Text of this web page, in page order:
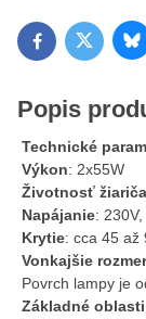
FacebookTwitter
Popis
Technické
Výkon: 2x55W
Životnosť žiariča
Napájanie:
Krytie: cca 45 až
Vonkajšie
Povrch lampy je
Základné